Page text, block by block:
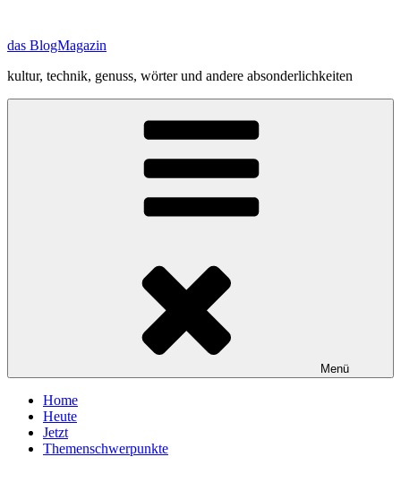
springen
das BlogMagazin
kultur, technik, genuss, wörter und andere absonderlichkeiten
Menü
Home
Heute
Jetzt
Themenschwerpunkte